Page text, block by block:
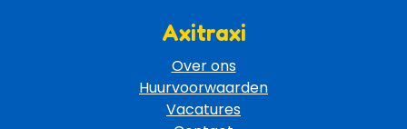
Axitraxi
Over ons
Huurvoorwaarden
Vacatures